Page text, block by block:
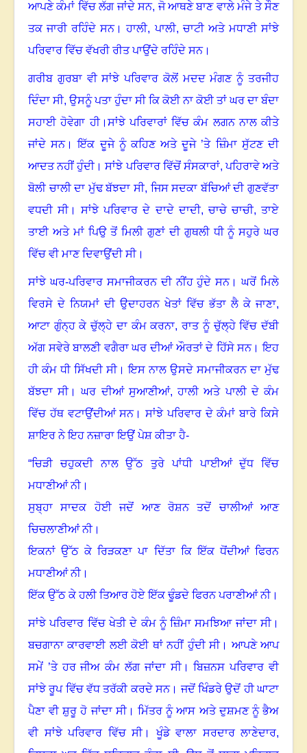
ਆਪਣੇ ਕੰਮਾਂ ਵਿੱਚ ਲੱਗ ਜਾਂਦੇ ਸਨ,ਜੋ ਆਥਣੇ ਬਾਣ ਵਾਲੇ ਮੰਜੇ ਤੇ ਸੌਣ
ਤਕ ਜਾਰੀ ਰਹਿੰਦੇ ਸਨ।ਹਾਲੀ,ਪਾਲੀ, ਚਾਟੀ ਅਤੇ ਮਧਾਣੀ ਸਾਂਝੇ
ਪਰਿਵਾਰ ਵਿੱਚ ਵੱਖਰੀ ਰੀਤ ਪਾਉਂਦੇ ਰਹਿੰਦੇ ਸਨ।
ਗਰੀਬ ਗੁਰਬਾ ਵੀ ਸਾਂਝੇ ਪਰਿਵਾਰ ਕੋਲੋਂ ਮਦਦ ਮੰਗਣ ਨੂੰ ਤਰਜੀਹ
ਦਿੰਦਾ ਸੀ, ਉਸਨੂੰ ਪਤਾ ਹੁੰਦਾ ਸੀ ਕਿ ਕੋਈ ਨਾ ਕੋਈ ਤਾਂ ਘਰ ਦਾ ਬੰਦਾ
ਸਹਾਈ ਹੋਵੇਗਾ ਹੀ। ਸਾਂਝੇ ਪਰਿਵਾਰਾਂ ਵਿੱਚ ਕੰਮ ਲਗਨ ਨਾਲ ਕੀਤੇ
ਜਾਂਦੇ ਸਨ।ਇੱਕ ਦੂਜੇ ਨੂੰ ਕਹਿਣ ਅਤੇ ਦੂਜੇ ’ਤੇ ਜ਼ਿੰਮਾ ਸੁੱਟਣ ਦੀ
ਆਦਤ ਨਹੀਂ ਹੁੰਦੀ।ਸਾਂਝੇ ਪਰਿਵਾਰ ਵਿੱਚੋਂ ਸੰਸਕਾਰਾਂ,ਪਹਿਰਾਵੇ ਅਤੇ
ਬੋਲੀ ਚਾਲੀ ਦਾ ਮੁੱਢ ਬੱਝਦਾ ਸੀ, ਜਿਸ ਸਦਕਾ ਬੱਚਿਆਂ ਦੀ ਗੁਣਵੱਤਾ
ਵਧਦੀ ਸੀ।ਸਾਂਝੇ ਪਰਿਵਾਰ ਦੇ ਦਾਦੇ ਦਾਦੀ, ਚਾਚੇ ਚਾਚੀ,ਤਾਏ
ਤਾਈ ਅਤੇ ਮਾਂ ਪਿਉ ਤੋਂ ਮਿਲੀ ਗੁਣਾਂ ਦੀ ਗੁਥਲੀ ਧੀ ਨੂੰ ਸਹੁਰੇ ਘਰ
ਵਿੱਚ ਵੀ ਮਾਣ ਦਿਵਾਉਂਦੀ ਸੀ।
ਸਾਂਝੇ ਘਰ-ਪਰਿਵਾਰ ਸਮਾਜੀਕਰਨ ਦੀ ਨੀਂਹ ਹੁੰਦੇ ਸਨ।ਘਰੋਂ ਮਿਲੇ
ਵਿਰਸੇ ਦੇ ਨਿਯਮਾਂ ਦੀ ਉਦਾਹਰਨ ਖੇਤਾਂ ਵਿੱਚ ਭੱਤਾ ਲੈ ਕੇ ਜਾਣਾ,
ਆਟਾ ਗੁੰਨ੍ਹ ਕੇ ਚੁੱਲ੍ਹੇ ਦਾ ਕੰਮ ਕਰਨਾ,ਰਾਤ ਨੂੰ ਚੁੱਲ੍ਹੇ ਵਿੱਚ ਦੱਬੀ
ਅੱਗ ਸਵੇਰੇ ਬਾਲਣੀ ਵਗੈਰਾ ਘਰ ਦੀਆਂ ਔਰਤਾਂ ਦੇ ਹਿੱਸੇ ਸਨ।ਇਹ
ਹੀ ਕੰਮ ਧੀ ਸਿੱਖਦੀ ਸੀ।ਇਸ ਨਾਲ ਉਸਦੇ ਸਮਾਜੀਕਰਨ ਦਾ ਮੁੱਢ
ਬੱਝਦਾ ਸੀ।ਘਰ ਦੀਆਂ ਸੁਆਣੀਆਂ, ਹਾਲੀ ਅਤੇ ਪਾਲੀ ਦੇ ਕੰਮ
ਵਿੱਚ ਹੱਥ ਵਟਾਉਂਦੀਆਂ ਸਨ।ਸਾਂਝੇ ਪਰਿਵਾਰ ਦੇ ਕੰਮਾਂ ਬਾਰੇ ਕਿਸੇ
ਸ਼ਾਇਰ ਨੇ ਇਹ ਨਜ਼ਾਰਾ ਇਉਂ ਪੇਸ਼ ਕੀਤਾ ਹੈ-
“ਚਿੜੀ ਚਹੁਕਦੀ ਨਾਲ ਉੱਠ ਤੁਰੇ ਪਾਂਧੀ ਪਾਈਆਂ ਦੁੱਧ ਵਿੱਚ
ਮਧਾਣੀਆਂ ਨੀ।
ਸੁਬ੍ਹਾ ਸਾਦਕ ਹੋਈ ਜਦੋਂ ਆਣ ਰੋਸ਼ਨ ਤਦੋਂ ਚਾਲੀਆਂ ਆਣ
ਚਿਚਲਾਣੀਆਂ ਨੀ।
ਇਕਨਾਂ ਉੱਠ ਕੇ ਰਿੜਕਣਾ ਪਾ ਦਿੱਤਾ ਕਿ ਇੱਕ ਧੋਂਦੀਆਂ ਫਿਰਨ
ਮਧਾਣੀਆਂ ਨੀ।
ਇੱਕ ਉੱਠ ਕੇ ਹਲੀ ਤਿਆਰ ਹੋਏ ਇੱਕ ਢੂੰਡਦੇ ਫਿਰਨ ਪਰਾਣੀਆਂ ਨੀ।
ਸਾਂਝੇ ਪਰਿਵਾਰ ਵਿੱਚ ਖੇਤੀ ਦੇ ਕੰਮ ਨੂੰ ਜ਼ਿੰਮਾ ਸਮਝਿਆ ਜਾਂਦਾ ਸੀ।
ਬਚਗਾਨਾ ਕਾਰਵਾਈ ਲਈ ਕੋਈ ਥਾਂ ਨਹੀਂ ਹੁੰਦੀ ਸੀ। ਆਪਣੇ ਆਪ
ਸਮੇਂ ’ਤੇ ਹਰ ਜੀਅ ਕੰਮ ਲੱਗ ਜਾਂਦਾ ਸੀ।ਬਿਜ਼ਨਸ ਪਰਿਵਾਰ ਵੀ
ਸਾਂਝੇ ਰੂਪ ਵਿੱਚ ਵੱਧ ਤਰੱਕੀ ਕਰਦੇ ਸਨ।ਜਦੋਂ ਖਿੰਡਰੇ ਉਦੋਂ ਹੀ ਘਾਟਾ
ਪੈਣਾ ਵੀ ਸ਼ੁਰੂ ਹੋ ਜਾਂਦਾ ਸੀ।ਮਿੱਤਰ ਨੂੰ ਆਸ ਅਤੇ ਦੁਸ਼ਮਣ ਨੂੰ ਭੈਅ
ਵੀ ਸਾਂਝੇ ਪਰਿਵਾਰ ਵਿੱਚ ਸੀ।ਖੂੰਡੇ ਵਾਲਾ ਸਰਦਾਰ ਲਾਣੇਦਾਰ,